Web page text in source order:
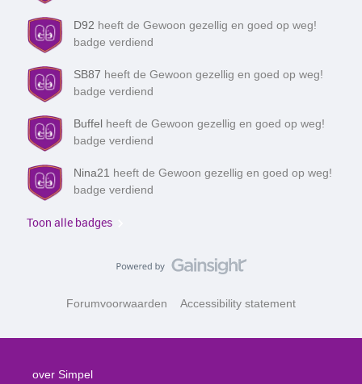
D92 heeft de Gewoon gezellig en goed op weg!
badge verdiend
SB87 heeft de Gewoon gezellig en goed op weg!
badge verdiend
Buffel heeft de Gewoon gezellig en goed op weg!
badge verdiend
Nina21 heeft de Gewoon gezellig en goed op weg!
badge verdiend
Toon alle badges
Forumvoorwaarden Accessibility statement
over Simpel